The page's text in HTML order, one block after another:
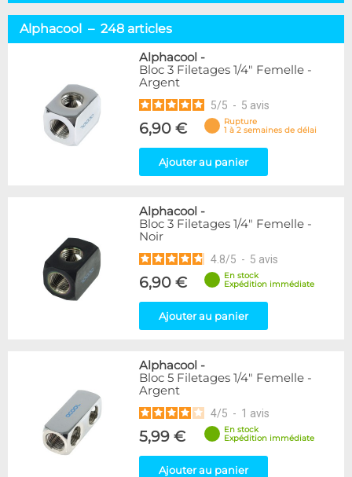
Catégorie
Embouts tuyaux souples
Embouts tubes rigides
110
18
Adaptateurs
338
Marque
Alphacool
52
55
10
142
KooLance
Monsoon
9
Nanoxia
PrimoChill
9
31
216
2
Noir/Nickel
28
Rouge
Vert
5
Alphacool – 248 articles
Alphacool -
Bloc 3 Filetages 1/4" Femelle -
Argent
5/5 - 5 avis
6,90 €
Rupture
1 à 2 semaines de délai
Ajouter au panier
Alphacool -
Bloc 3 Filetages 1/4" Femelle -
Noir
4.8/5 - 5 avis
6,90 €
En stock
Expédition immédiate
Ajouter au panier
Alphacool -
Bloc 5 Filetages 1/4" Femelle -
Argent
4/5 - 1 avis
5,99 €
En stock
Expédition immédiate
Ajouter au panier